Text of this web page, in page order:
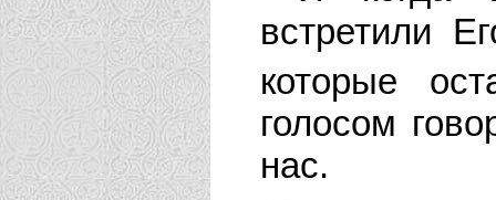
встретили
которые
голосом
нас.